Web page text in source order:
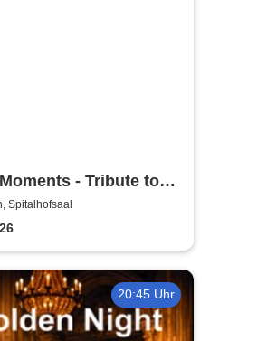
- Tribute to
& Ed Sheeran -
im
Spitalhofsaal
20:45 Uhr